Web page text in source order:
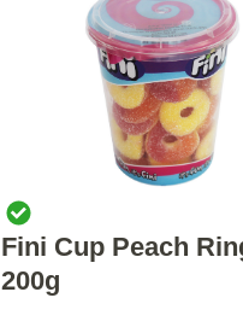
Fini Cup Peach
200g